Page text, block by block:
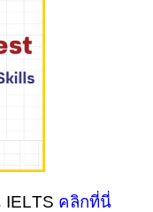
IELTS คลิกที่นี่